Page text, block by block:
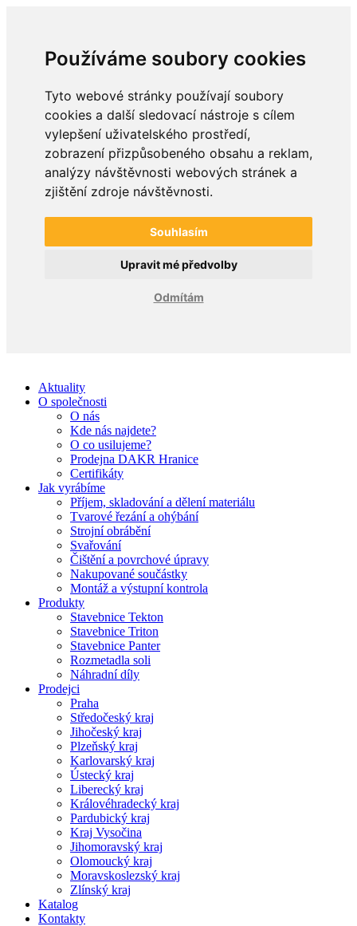
Používáme soubory cookies
Tyto webové stránky používají soubory
cookies a další sledovací nástroje s cílem
vylepšení uživatelského prostředí,
zobrazení přizpůsobeného obsahu a reklam,
analýzy návštěvnosti webových stránek a
zjištění zdroje návštěvnosti.
Souhlasím
Odmítám
Upravit mé předvolby
Aktuality
O společnosti
O nás
Kde nás najdete?
O co usilujeme?
Prodejna DAKR Hranice
Certifikáty
Jak vyrábíme
Příjem, skladování a dělení materiálu
Tvarové řezání a ohýbání
Strojní obrábění
Svařování
Čištění a povrchové úpravy
Nakupované součástky
Montáž a výstupní kontrola
Produkty
Stavebnice Tekton
Stavebnice Triton
Stavebnice Panter
Rozmetadla soli
Náhradní díly
Prodejci
Praha
Středočeský kraj
Jihočeský kraj
Plzeňský kraj
Karlovarský kraj
Ústecký kraj
Liberecký kraj
Královéhradecký kraj
Pardubický kraj
Kraj Vysočina
Jihomoravský kraj
Olomoucký kraj
Moravskoslezský kraj
Zlínský kraj
Katalog
Kontakty